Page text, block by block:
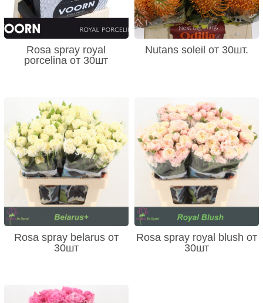
Rosa spray royal
porcelina от 30шт
Nutans soleil от 30шт.
Rosa spray belarus от
30шт
Rosa spray royal blush от
30шт